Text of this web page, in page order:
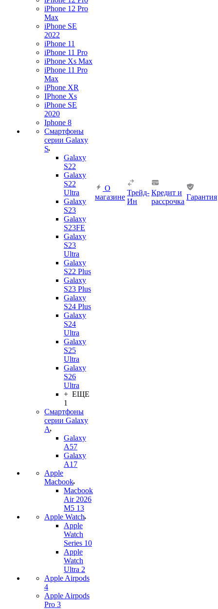
iPhone 12 Pro
Max
iPhone SE
2022
iPhone 11
iPhone 11 Pro
iPhone Xs Max
iPhone 11 Pro
Max
iPhone XR
IPhone Xs
iPhone SE
2020
Iphone 8
Смартфоны
серии Galaxy
S
Galaxy
S22
Galaxy
S22
Ultra
Galaxy
S23
Galaxy
S23FE
Galaxy
S23
Ultra
Galaxy
S22 Plus
Galaxy
S23 Plus
Galaxy
S24 Plus
Galaxy
S24
Ultra
Galaxy
S25
Ultra
Galaxy
S26
Ultra
+ ЕЩЕ
1
Смартфоны
серии Galaxy
A
Galaxy
A57
Galaxy
A17
Apple
Macbook
Macbook
Air 2026
M5 13
Apple Watch
Apple
Watch
Series 10
Apple
Watch
Ultra 2
Apple Airpods
4
Apple Airpods
Pro 3
О
магазине
Трейд-
Ин
Кредит и
рассрочка
Гарантия